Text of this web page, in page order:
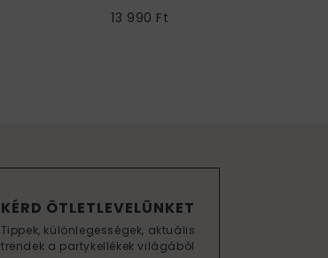
13 990 Ft
KÉRD ÖTLETLEVELÜNKET
Tippek, különlegességek, aktuális
trendek a partykellékek világából